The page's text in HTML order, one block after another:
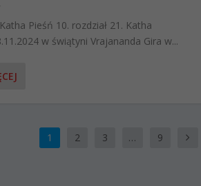
Pieśń 10. rozdział 21. Katha
w świątyni Vrajananda Gira w...
1 2 3 … 9